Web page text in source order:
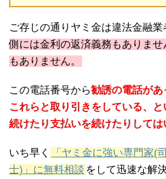
ご存じの通りヤミ金は違法金融業
側には金利の返済義務もありま
もありません。
この電話番号から勧誘の電話が
これらと取り引きをしている、
続けたり支払いを続けたりしては
いち早く
「ヤミ金に強い専門家(
士)」に無料相談 をして迅速な解